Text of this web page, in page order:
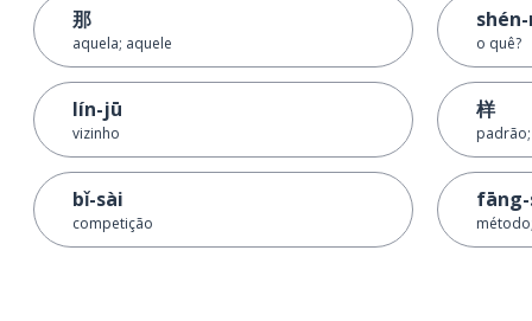
那
aquela; aquele
lín-jū
vizinho
bǐ-sài
competição
o quê?
样